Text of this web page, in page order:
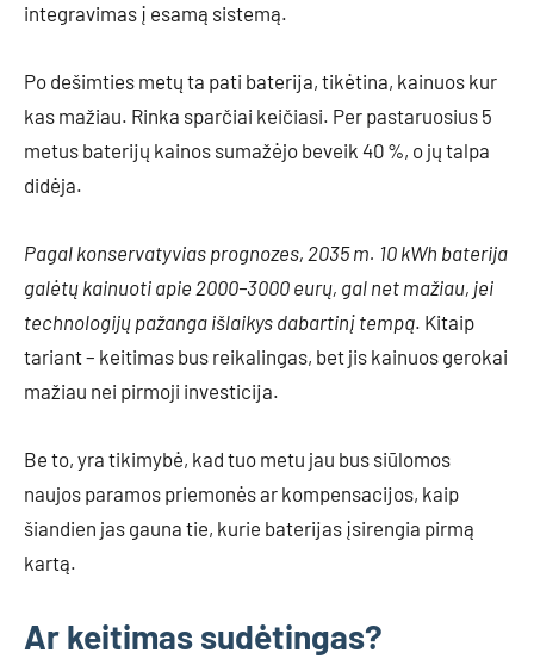
integravimas į esamą sistemą.
Po dešimties metų ta pati baterija, tikėtina, kainuos kur
kas mažiau. Rinka sparčiai keičiasi. Per pastaruosius 5
metus baterijų kainos sumažėjo beveik 40 %, o jų talpa
didėja.
Pagal konservatyvias prognozes, 2035 m. 10 kWh baterija
galėtų kainuoti apie 2000–3000 eurų, gal net mažiau, jei
technologijų pažanga išlaikys dabartinį tempą. Kitaip
tariant – keitimas bus reikalingas, bet jis kainuos gerokai
mažiau nei pirmoji investicija.
Be to, yra tikimybė, kad tuo metu jau bus siūlomos
naujos paramos priemonės ar kompensacijos, kaip
šiandien jas gauna tie, kurie baterijas įsirengia pirmą
kartą.
Ar keitimas sudėtingas?